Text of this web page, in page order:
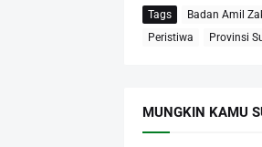
Tags Badan Amil
Peristiwa
Provinsi
MUNGKIN KAMU